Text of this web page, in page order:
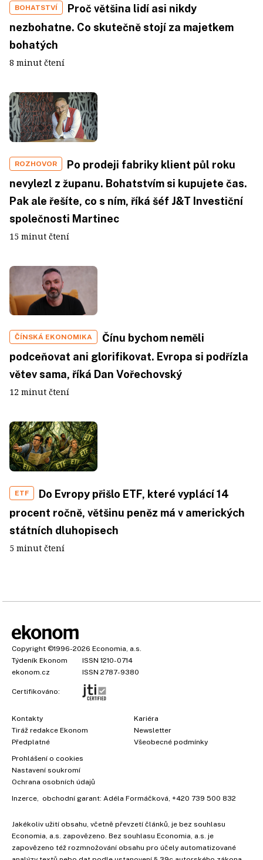
BOHATSTVÍ
Proč většina lidí asi nikdy
nezbohatne. Co skutečně stojí za majetkem
bohatých
8 minut čtení
ROZHOVOR
Po prodeji fabriky klient půl roku
nevylezl z županu. Bohatstvím si kupujete čas.
Pak ale řešíte, co s ním, říká šéf J&T Investiční
společnosti Martinec
15 minut čtení
ČÍNSKÁ EKONOMIKA
Čínu bychom neměli
podceňovat ani glorifikovat. Evropa si podřízla
větev sama, říká Dan Vořechovský
12 minut čtení
ETF
Do Evropy přišlo ETF, které vyplácí 14
procent ročně, většinu peněz má v amerických
státních dluhopisech
5 minut čtení
Copyright ©1996-2026 Economia, a.s.
Týdeník Ekonom
ISSN 1210-0714
ekonom.cz
ISSN 2787-9380
Certifikováno:
Kontakty
Tiráž redakce Ekonom
Předplatné
Kariéra
Newsletter
Všeobecné podmínky
Prohlášení o cookies
Nastavení soukromí
Ochrana osobních údajů
Inzerce , obchodní garant: Adéla Formáčková +420 739 500 832
Jakékoliv užití obsahu, včetně převzetí článků, je bez souhlasu
Economia, a.s. zapovězeno. Bez souhlasu Economia, a.s. je
zapovězeno též rozmnožování obsahu pro účely automatizované